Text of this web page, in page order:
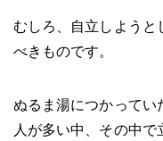
むしろ、自立しようと
べきものです。
ぬるま湯につかってい
人が多い中、その中で